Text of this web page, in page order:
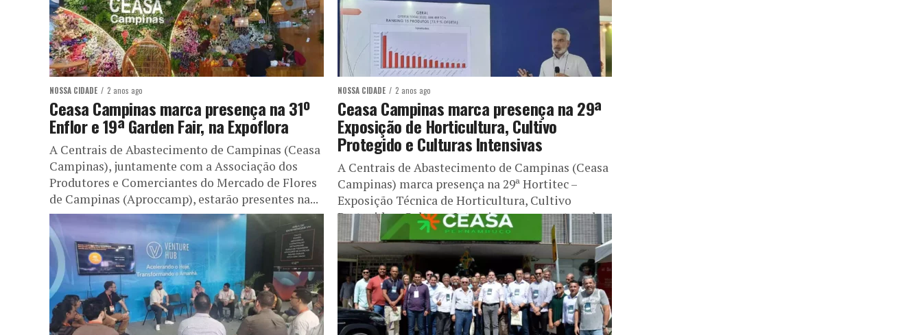
NOSSA CIDADE 2 anos ago
Ceasa Campinas marca presença na 31º
Enflor e 19ª Garden Fair, na Expoflora
A Centrais de Abastecimento de Campinas (Ceasa
Campinas), juntamente com a Associação dos
Produtores e Comerciantes do Mercado de Flores
de Campinas (Aproccamp), estarão presentes na...
NOSSA CIDADE 2 anos ago
Ceasa Campinas marca presença na 29ª
Exposição de Horticultura, Cultivo
Protegido e Culturas Intensivas
A Centrais de Abastecimento de Campinas (Ceasa
Campinas) marca presença na 29ª Hortitec –
Exposição Técnica de Horticultura, Cultivo
Protegido e Culturas Intensivas, que acontece de...